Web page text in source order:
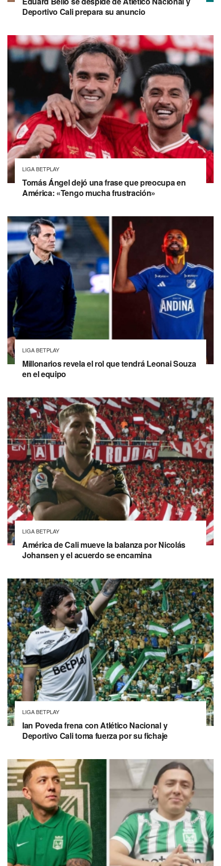
Deportivo Cali prepara su anuncio
LIGA BETPLAY
Tomás Ángel dejó una frase que preocupa en
América: «Tengo mucha frustración»
LIGA BETPLAY
Millonarios revela el rol que tendrá Leonai Souza
en el equipo
LIGA BETPLAY
América de Cali mueve la balanza por Nicolás
Johansen y el acuerdo se encamina
LIGA BETPLAY
Ian Poveda frena con Atlético Nacional y
Deportivo Cali toma fuerza por su fichaje